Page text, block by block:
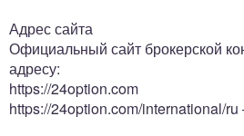
Адрес сайта
Официальный сайт брокерской
адресу:
https://24option.com
https://24option.com/international/